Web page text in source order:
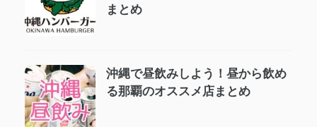
まとめ
沖縄で昼飲みしよう！昼から飲め
る那覇のオススメ店まとめ